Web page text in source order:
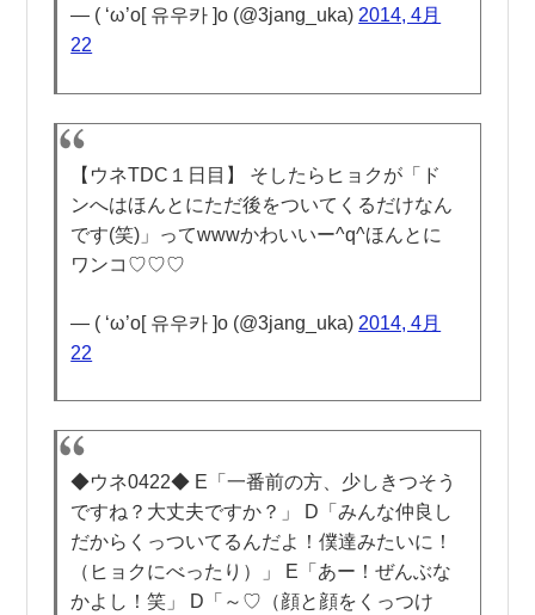
— ( ‘ω’o[ 유우카 ]o (@3jang_uka) 2014, 4月
22
【ウネTDC１日目】 そしたらヒョクが「ド
ンへはほんとにただ後をついてくるだけなん
です(笑)」ってwwwかわいいー^q^ほんとに
ワンコ♡♡♡
— ( ‘ω’o[ 유우카 ]o (@3jang_uka) 2014, 4月
22
◆ウネ0422◆ E「一番前の方、少しきつそう
ですね？大丈夫ですか？」 D「みんな仲良し
だからくっついてるんだよ！僕達みたいに！
（ヒョクにべったり）」 E「あー！ぜんぶな
かよし！笑」 D「～♡（顔と顔をくっつけ